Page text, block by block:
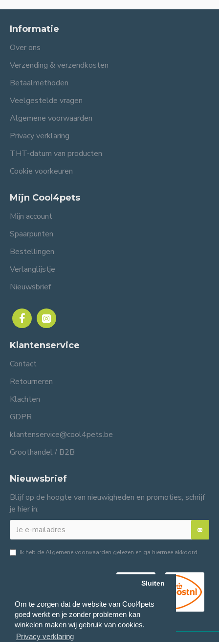
Om te zorgen dat de website van Cool4pets
goed werkt en je zonder problemen kan
winkelen maken wij gebruik van cookies.
Privacy verklaring
Sluiten
Informatie
Over ons
Verzending & verzendkosten
Betaalmethoden
Veelgestelde vragen
Algemene voorwaarden
Privacy verklaring
THT-datum van producten
Cookie voorkeuren
Mijn Cool4pets
Mijn account
Spaarpunten
Bestellingen
Verlanglijstje
Nieuwsbrief
Klantenservice
Contact
Retourneren
Klachten
GDPR
klantenservice@cool4pets.be
Groothandel / B2B
Nieuwsbrief
Blijf op de hoogte van nieuwigheden en promoties, schrijf
je hier in:
Ik heb deAlgemene voorwaarden gelezen en ga hiermee akkoord.